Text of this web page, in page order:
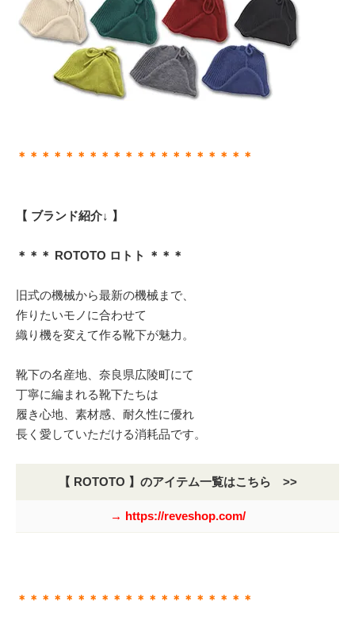
＊＊＊＊＊＊＊＊＊＊＊＊＊＊＊＊＊＊＊＊
【 ブランド紹介↓ 】
＊＊＊ ROTOTO ロトト ＊＊＊
旧式の機械から最新の機械まで、
作りたいモノに合わせて
織り機を変えて作る靴下が魅力。
靴下の名産地、奈良県広陵町にて
丁寧に編まれる靴下たちは
履き心地、素材感、耐久性に優れ
長く愛していただける消耗品です。
【 ROTOTO 】のアイテム一覧はこちら >>
→ https://reveshop.com/
＊＊＊＊＊＊＊＊＊＊＊＊＊＊＊＊＊＊＊＊